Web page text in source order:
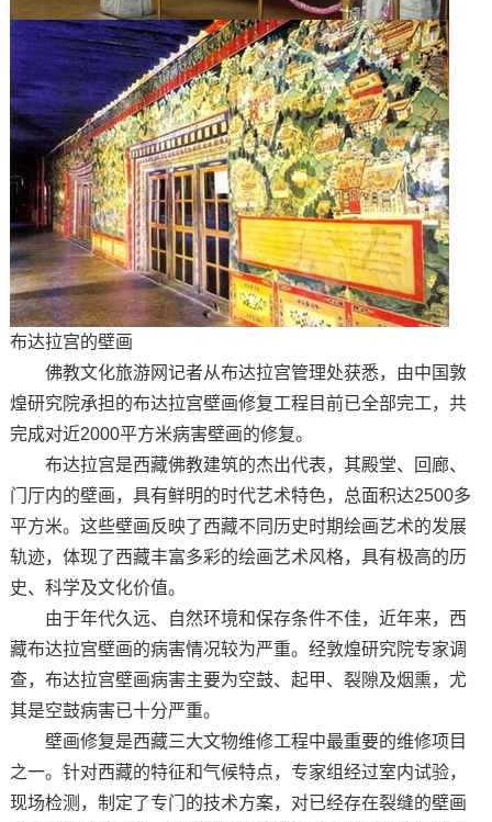
布达拉宫的壁画
佛教文化旅游网记者从布达拉宫管理处获悉，由中国敦
煌研究院承担的布达拉宫壁画修复工程目前已全部完工，共
完成对近2000平方米病害壁画的修复。
布达拉宫是西藏佛教建筑的杰出代表，其殿堂、回廊、
门厅内的壁画，具有鲜明的时代艺术特色，总面积达2500多
平方米。这些壁画反映了西藏不同历史时期绘画艺术的发展
轨迹，体现了西藏丰富多彩的绘画艺术风格，具有极高的历
史、科学及文化价值。
由于年代久远、自然环境和保存条件不佳，近年来，西
藏布达拉宫壁画的病害情况较为严重。经敦煌研究院专家调
查，布达拉宫壁画病害主要为空鼓、起甲、裂隙及烟熏，尤
其是空鼓病害已十分严重。
壁画修复是西藏三大文物维修工程中最重要的维修项目
之一。针对西藏的特征和气候特点，专家组经过室内试验，
现场检测，制定了专门的技术方案，对已经存在裂缝的壁画